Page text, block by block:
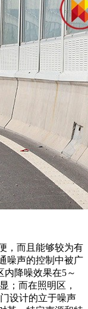
，而且能够较为有
噪声的控制中被广
内降噪效果在5～
；而在照明区，
设计的立于噪声